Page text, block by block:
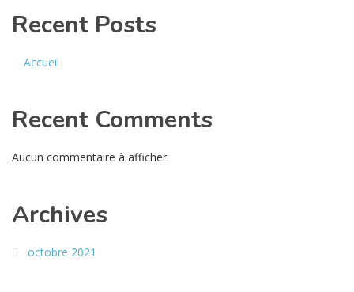
Recent Posts
Accueil
Recent Comments
Aucun commentaire à afficher.
Archives
octobre 2021